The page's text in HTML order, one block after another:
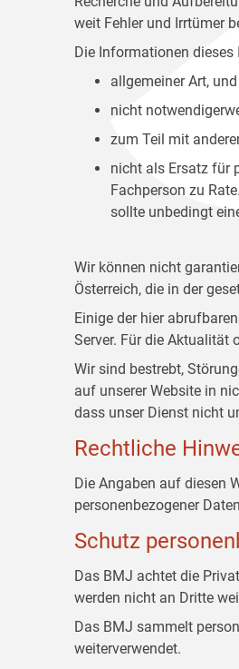
weit Fehler und Irrtümer
Die Informationen
allgemeiner Art,
nicht
zum Teil mit
nicht als Ersatz für
Fachperson zu
sollte unbedingt
Wir können nicht
Österreich, die in der
Einige der hier
Server. Für die Aktualität
Wir sind bestrebt,
auf unserer Website in
dass unser Dienst nicht
Rechtliche
Die Angaben auf diesen
personenbezogener
Schutz
Das BMJ achtet die
werden nicht an Dritte
Das BMJ sammelt
weiterverwendet.